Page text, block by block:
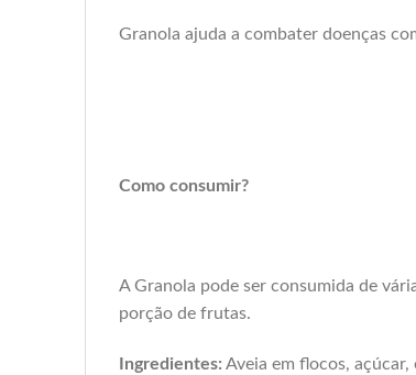
Granola ajuda a combater doenças
Como consumir?
A Granola pode ser consumida de
porção de frutas.
Ingredientes: Aveia em flocos,